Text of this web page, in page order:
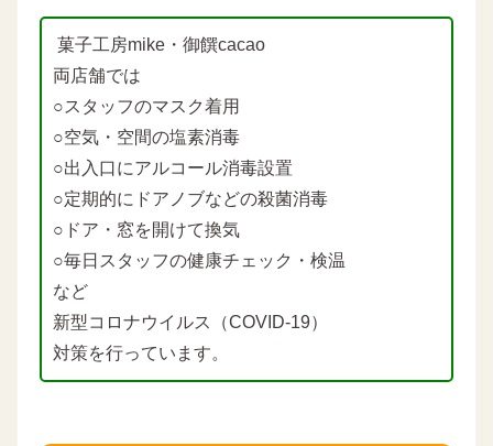
菓子工房mike・御饌cacao
両店舗では
○スタッフのマスク着用
○空気・空間の塩素消毒
○出入口にアルコール消毒設置
○定期的にドアノブなどの殺菌消毒
○ドア・窓を開けて換気
○毎日スタッフの健康チェック・検温
など
新型コロナウイルス（COVID-19）
対策を行っています。